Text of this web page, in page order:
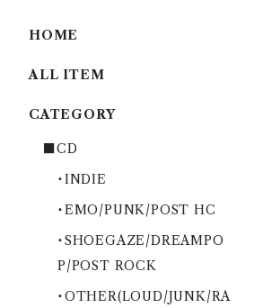
HOME
ALL ITEM
CATEGORY
■CD
・INDIE
・EMO/PUNK/POST HC
・SHOEGAZE/DREAMPO
P/POST ROCK
・OTHER(LOUD/JUNK/RA